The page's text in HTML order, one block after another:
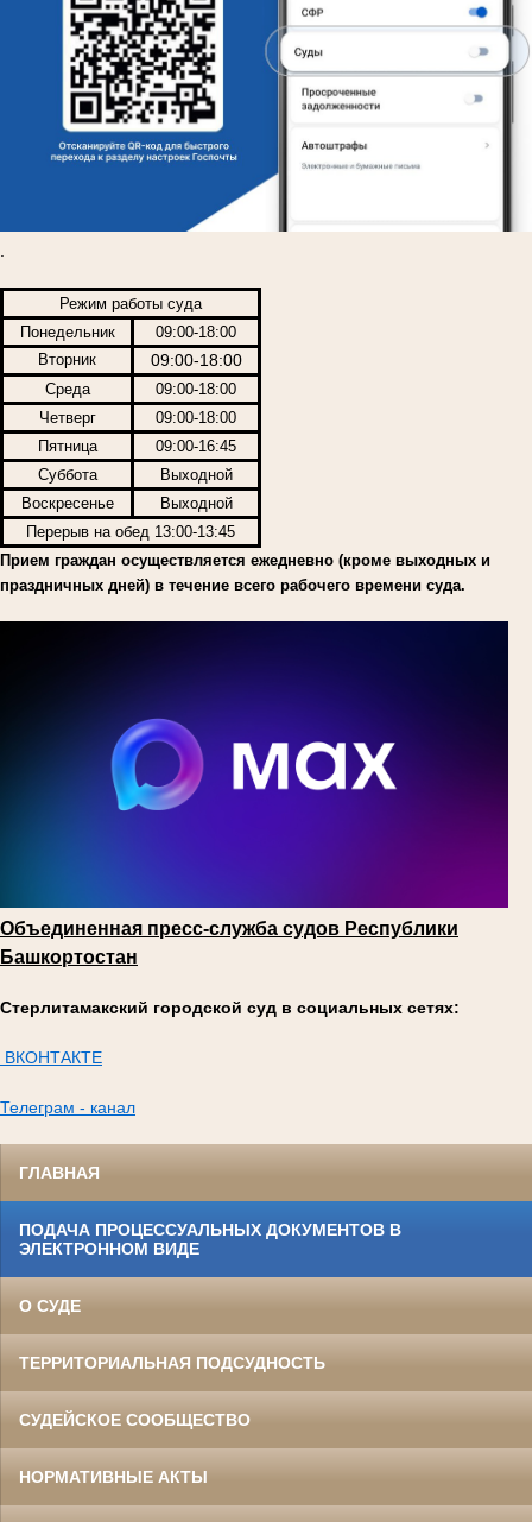
Режим работы суда
Понедельник
09:00-18:00
Вторник
09:00-18:00
Среда
09:00-18:00
Четверг
09:00-18:00
Пятница
09:00-16:45
Суббота
Выходной
Воскресенье
Выходной
Перерыв на обед 13:00-13:45
Прием граждан осуществляется ежедневно (кроме выходных и
праздничных дней) в течение всего рабочего времени суда.
Объединенная пресс-служба судов Республики
Башкортостан
Стерлитамакский городской суд в социальных сетях:
ВКОНТАКТЕ
Телеграм - канал
ГЛАВНАЯ
ПОДАЧА ПРОЦЕССУАЛЬНЫХ ДОКУМЕНТОВ В
ЭЛЕКТРОННОМ ВИДЕ
О СУДЕ
ТЕРРИТОРИАЛЬНАЯ ПОДСУДНОСТЬ
СУДЕЙСКОЕ СООБЩЕСТВО
НОРМАТИВНЫЕ АКТЫ